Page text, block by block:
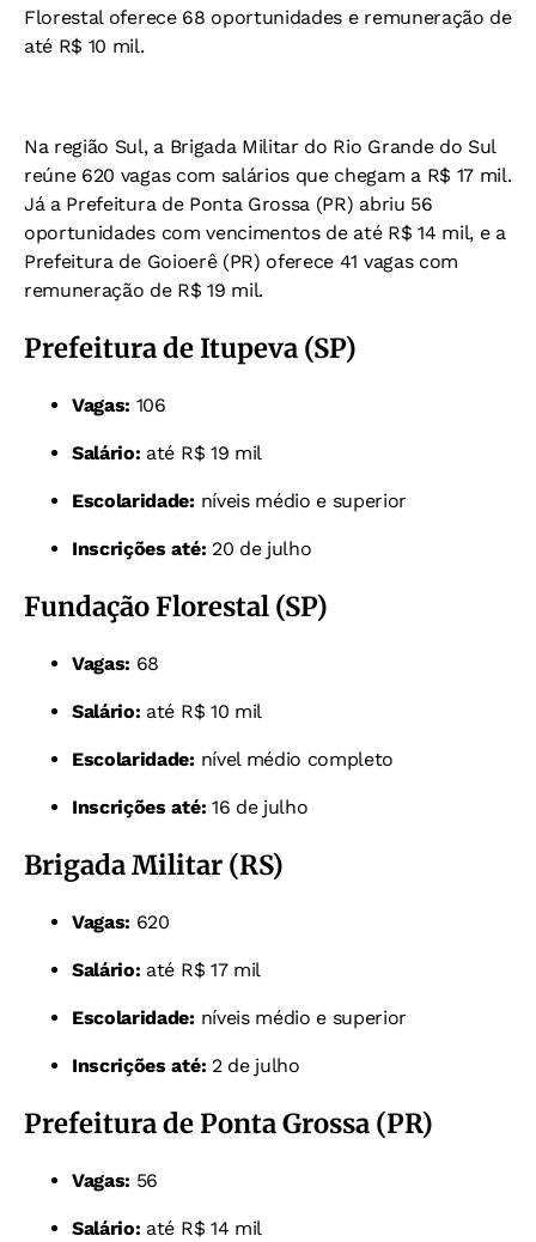
Florestal oferece 68 oportunidades e remuneração de
até R$ 10 mil.
Na região Sul, a Brigada Militar do Rio Grande do Sul
reúne 620 vagas com salários que chegam a R$ 17 mil.
Já a Prefeitura de Ponta Grossa (PR) abriu 56
oportunidades com vencimentos de até R$ 14 mil, e a
Prefeitura de Goioerê (PR) oferece 41 vagas com
remuneração de R$ 19 mil.
Prefeitura de Itupeva (SP)
Vagas: 106
Salário: até R$ 19 mil
Escolaridade: níveis médio e superior
Inscrições até: 20 de julho
Fundação Florestal (SP)
Vagas: 68
Salário: até R$ 10 mil
Escolaridade: nível médio completo
Inscrições até: 16 de julho
Brigada Militar (RS)
Vagas: 620
Salário: até R$ 17 mil
Escolaridade: níveis médio e superior
Inscrições até: 2 de julho
Prefeitura de Ponta Grossa (PR)
Vagas: 56
Salário: até R$ 14 mil